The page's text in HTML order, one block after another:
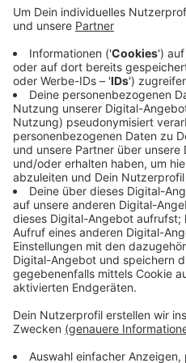
weniger als 9000
Stadt - bei steigender
schlägt deshalb vor, bei
Wohngebieten künftig 20
Sozialwohnraum
günstige Senioren- und
Außerdem große
vielen Kindern bzw.
Veröffentlicht:Dienstag,
Anzeige
Anzeige